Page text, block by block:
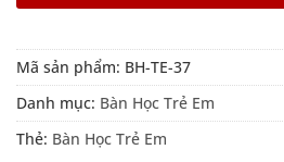
Mã sản phẩm: BH-TE-37
Danh mục: Bàn Học Trẻ Em
Thẻ: Bàn Học Trẻ Em